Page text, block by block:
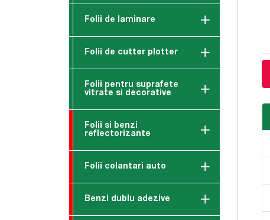
Folii de laminare
Folii de cutter plotter
Folii pentru suprafete
vitrate si decorative
Folii si benzi
reflectorizante
Folii colantari auto
Benzi dublu adezive